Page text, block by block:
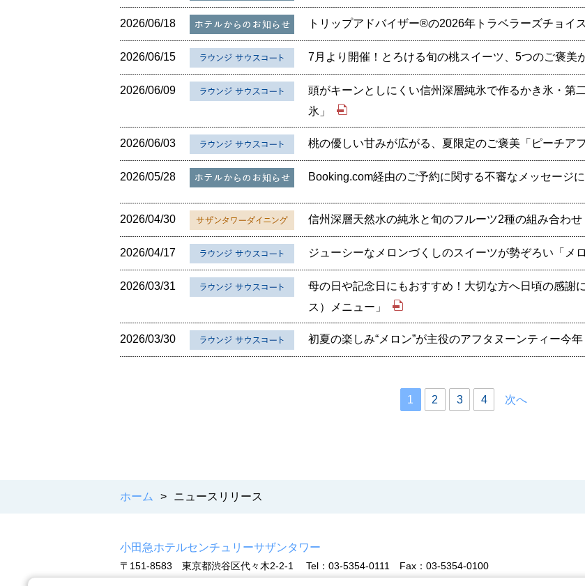
2026/06/18 トリップアドバイザー®の2026年トラベラーズチョイ
2026/06/15 7月より開催！とろける旬の桃スイーツ、5つのご褒美
2026/06/09
頭がキーンとしにくい信州深層純氷で作るかき氷・第
氷」
2026/06/03 桃の優しい甘みが広がる、夏限定のご褒美「ピーチア
2026/05/28 Booking.com経由のご予約に関する不審なメッセージ
2026/04/30 信州深層天然水の純氷と旬のフルーツ2種の組み合わ
2026/04/17 ジューシーなメロンづくしのスイーツが勢ぞろい「メ
2026/03/31
母の日や記念日にもおすすめ！大切な方へ日頃の感謝
ス）メニュー」
2026/03/30 初夏の楽しみ“メロン”が主役のアフタヌーンティー今
1 2 3 4 次へ
ホーム > ニュースリリース
小田急ホテルセンチュリーサザンタワー
〒151-8583 東京都渋谷区代々木2-2-1 Tel：03-5354-0111 Fax：03-5354-0100